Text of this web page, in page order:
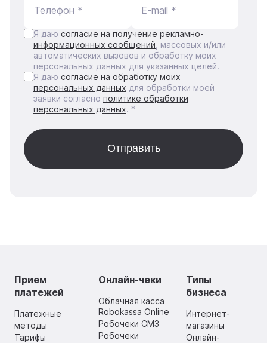
Телефон * E-mail *
Я даю согласие на получение рекламно-
информационных сообщений , массовых и/или
автоматических вызовов и обработку моих
персональных данных для указанных целей.
Я даю согласие на обработку моих
персональных данных для обработки моей
заявки согласно политике обработки
персональных данных. *
Прием
платежей
Платежные
методы
Тарифы
Онлайн-чеки
Облачная касса
Robokassa Online
Робочеки СМЗ
Робочеки
Типы
бизнеса
Интернет-
магазины
Онлайн-